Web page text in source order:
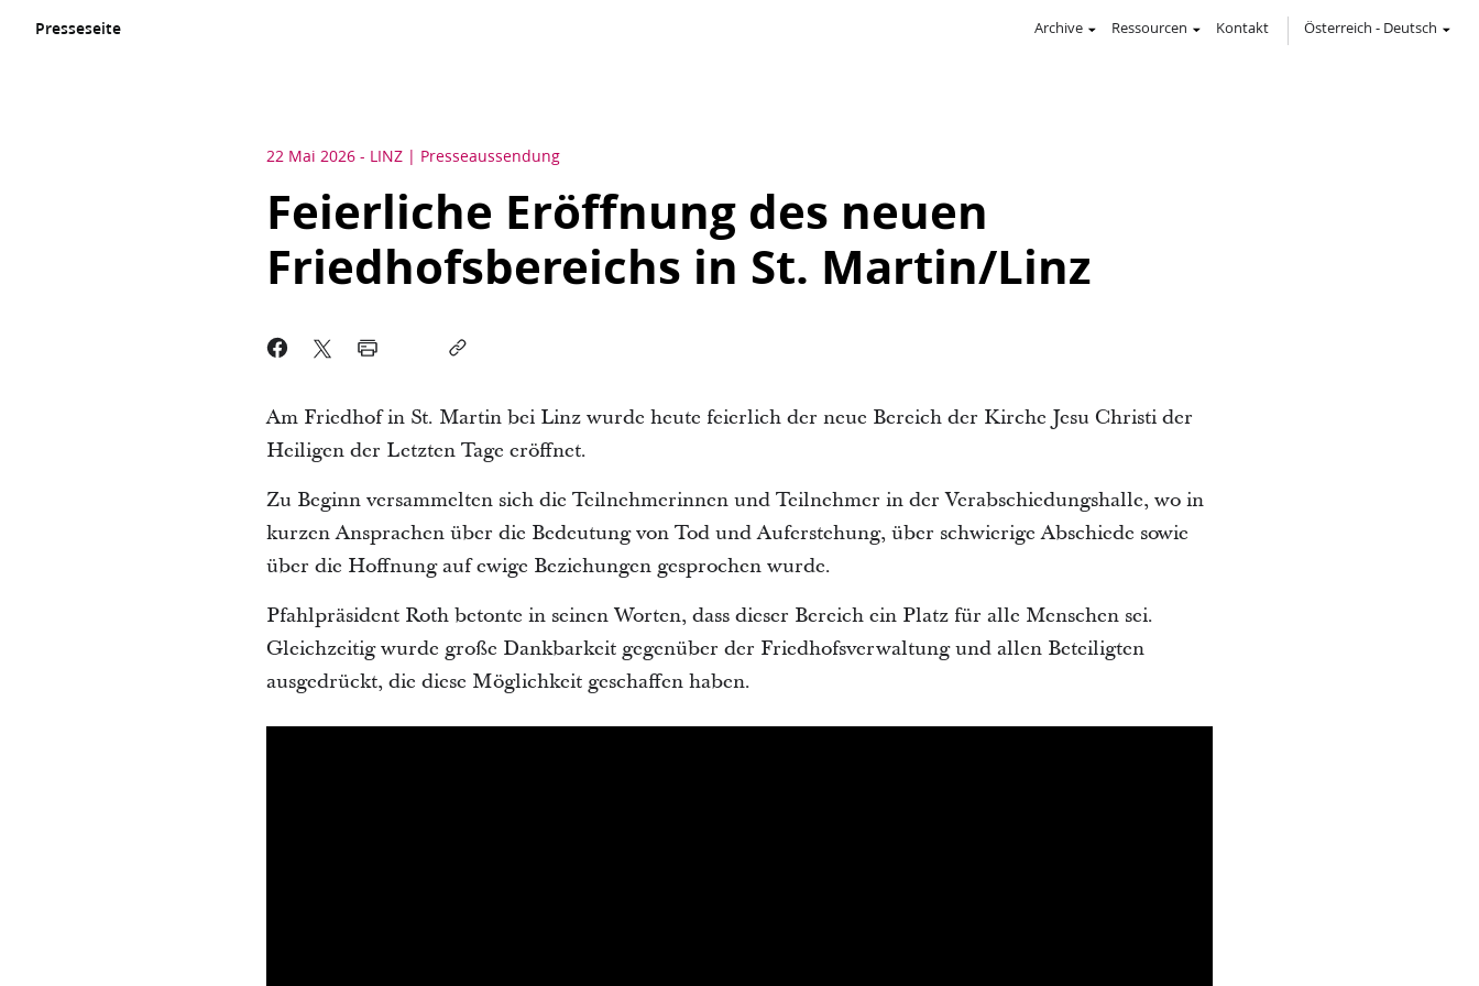
Presseseite Archive Ressourcen Kontakt Österreich - Deutsch
22 Mai 2026 - LINZ Presseaussendung
Feierliche Eröffnung des neuen
Friedhofsbereichs in St. Martin/Linz
Am Friedhof in St. Martin bei Linz wurde heute feierlich der neue Bereich der Kirche Jesu Christi der
Heiligen der Letzten Tage eröffnet.
Zu Beginn versammelten sich die Teilnehmerinnen und Teilnehmer in der Verabschiedungshalle, wo in
kurzen Ansprachen über die Bedeutung von Tod und Auferstehung, über schwierige Abschiede sowie
über die Hoffnung auf ewige Beziehungen gesprochen wurde.
Pfahlpräsident Roth betonte in seinen Worten, dass dieser Bereich ein Platz für alle Menschen sei.
Gleichzeitig wurde große Dankbarkeit gegenüber der Friedhofsverwaltung und allen Beteiligten
ausgedrückt, die diese Möglichkeit geschaffen haben.